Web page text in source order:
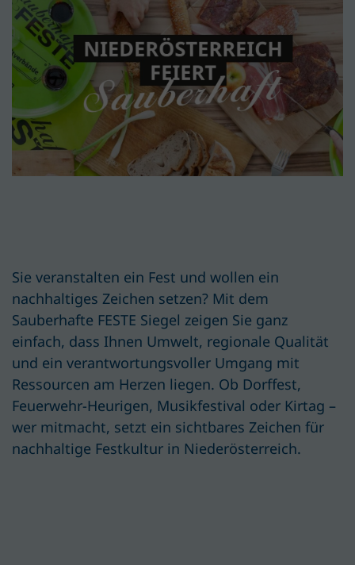
Sie veranstalten ein Fest und wollen ein
nachhaltiges Zeichen setzen? Mit dem
Sauberhafte FESTE Siegel zeigen Sie ganz
einfach, dass Ihnen Umwelt, regionale Qualität
und ein verantwortungsvoller Umgang mit
Ressourcen am Herzen liegen. Ob Dorffest,
Feuerwehr-Heurigen, Musikfestival oder Kirtag –
wer mitmacht, setzt ein sichtbares Zeichen für
nachhaltige Festkultur in Niederösterreich.